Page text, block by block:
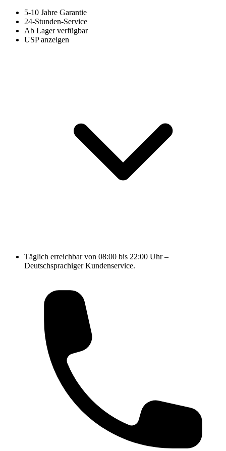
5-10 Jahre Garantie
24-Stunden-Service
Ab Lager verfügbar
USP anzeigen
Täglich erreichbar von 08:00 bis 22:00 Uhr –
Deutschsprachiger Kundenservice.